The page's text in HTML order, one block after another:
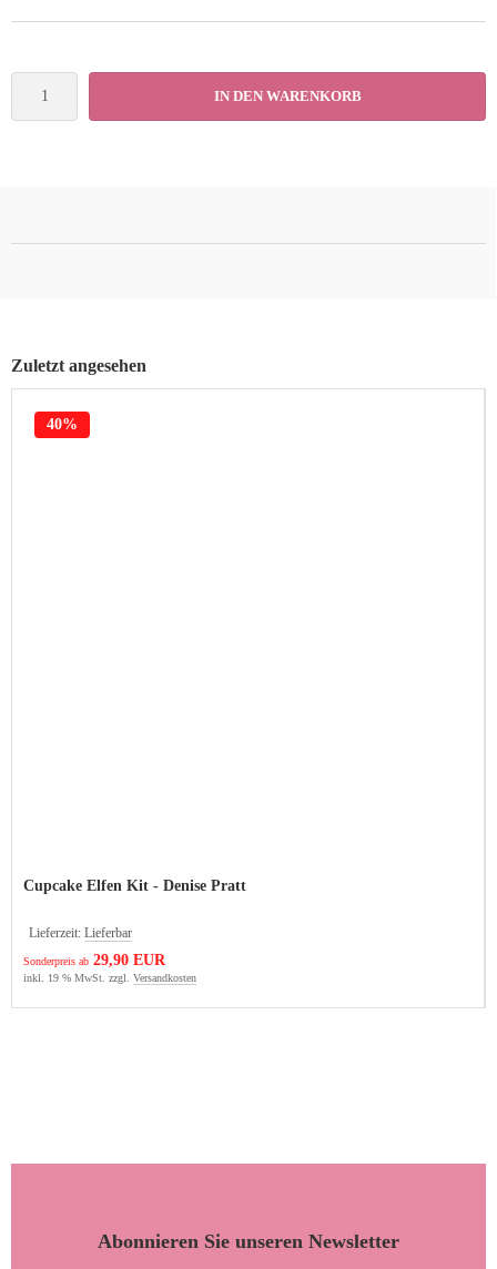
IN DEN WARENKORB
Zuletzt angesehen
Cupcake Elfen Kit - Denise Pratt
Lieferzeit: Lieferbar
Sonderpreis ab 29,90 EUR
40%
inkl. 19 % MwSt. zzgl. Versandkosten
Abonnieren Sie unseren Newsletter